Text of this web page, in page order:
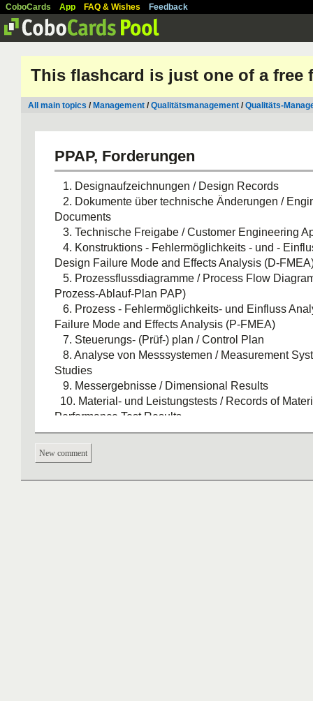
CoboCards App FAQ & Wishes Feedback
This flashcard is just one of a free
All main topics / Management /Qualitätsmanagement /Qualitäts-
PPAP, Forderungen
1. Designaufzeichnungen / Design Records
2. Dokumente über technische Änderungen /
Documents
3. Technische Freigabe / Customer Engineering
4. Konstruktions - Fehlermöglichkeits - und -
Design Failure Mode and Effects Analysis (D-
5. Prozessflussdiagramme / Process Flow
Prozess-Ablauf-Plan PAP)
6. Prozess - Fehlermöglichkeits- und Einfluss
Failure Mode and Effects Analysis (P-FMEA)
7. Steuerungs- (Prüf-) plan / Control Plan
8. Analyse von Messsystemen / Measurement
Studies
9. Messergebnisse / Dimensional Results
10. Material- und Leistungstests / Records of
Performance Test Results
11. Untersuchungen zur Kurzzeitfähigkeit der
Process Studies
12. Dokumentation eines qualifizierten
Laboratory Documentation
New comment